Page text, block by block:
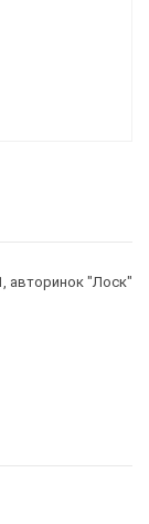
авторинок "Лоск"